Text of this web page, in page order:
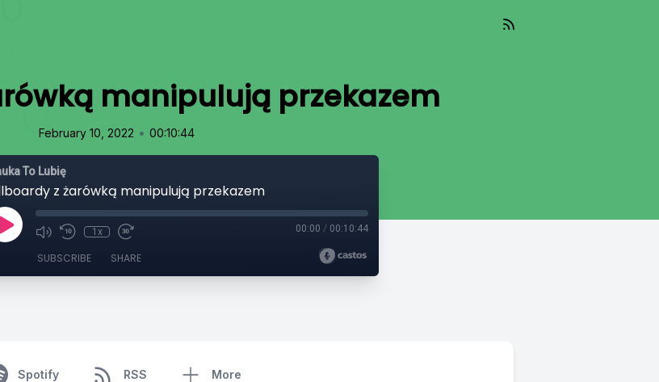
manipulują przekazem
February 10, 2022 • 00:10:44
To Lubię
z żarówką manipulują przekazem
1x 00:00 / 00:10:44
SUBSCRIBE SHARE
Spotify RSS More